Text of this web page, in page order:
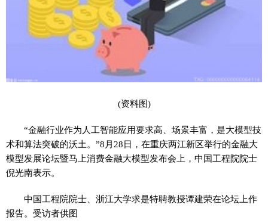
(资料图)
“金融行业作为人工智能应用要求高、场景丰富，是大模型技
术和算法突破的沃土。”8月28日，在重庆两江新区举行的金融大
模型发展论坛暨马上消费金融大模型发布会上，中国工程院院士
倪光南表示。
中国工程院院士、浙江大学求是特聘教授谭建荣在论坛上作
报告。受访者供图